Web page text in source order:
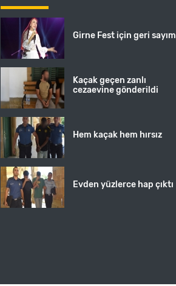
Girne Fest için geri sayım
Kaçak geçen zanlı
cezaevine gönderildi
Hem kaçak hem hırsız
Evden yüzlerce hap çıktı